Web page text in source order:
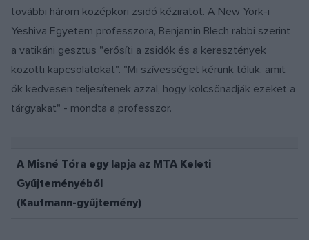
további három középkori zsidó kéziratot. A New York-i
Yeshiva Egyetem professzora, Benjamin Blech rabbi szerint
a vatikáni gesztus "erősíti a zsidók és a keresztények
közötti kapcsolatokat". "Mi szívességet kérünk tőlük, amit
ők kedvesen teljesítenek azzal, hogy kölcsönadják ezeket a
tárgyakat" - mondta a professzor.
A Misné Tóra egy lapja az MTA Keleti
Gyűjteményéből
(Kaufmann-gyűjtemény)